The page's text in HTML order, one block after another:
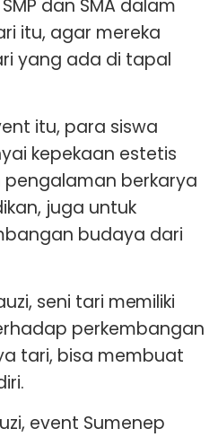
dan SMA dalam
itu, agar mereka
yang ada di tapal
itu, para siswa
kepekaan estetis
berkarya
juga untuk
budaya dari
seni tari memiliki
perkembangan
tari, bisa membuat
event Sumenep